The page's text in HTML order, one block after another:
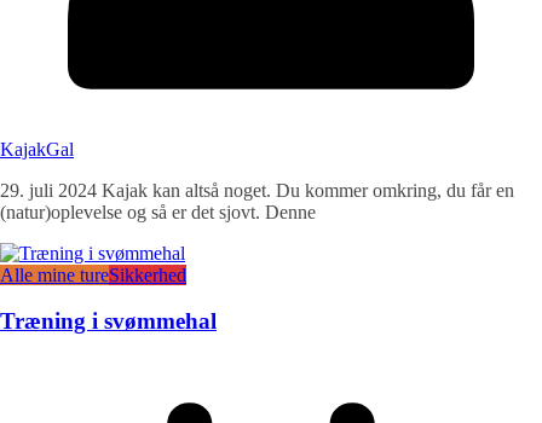
KajakGal
29. juli 2024 Kajak kan altså noget. Du kommer omkring, du får en
(natur)oplevelse og så er det sjovt. Denne
Alle mine tureSikkerhed
Træning i svømmehal